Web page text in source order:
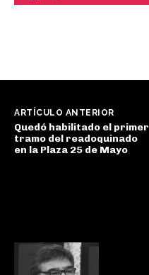
ARTÍCULO ANTERIOR
Quedó habilitado el primer
tramo del readoquinado
en la Plaza 25 de Mayo